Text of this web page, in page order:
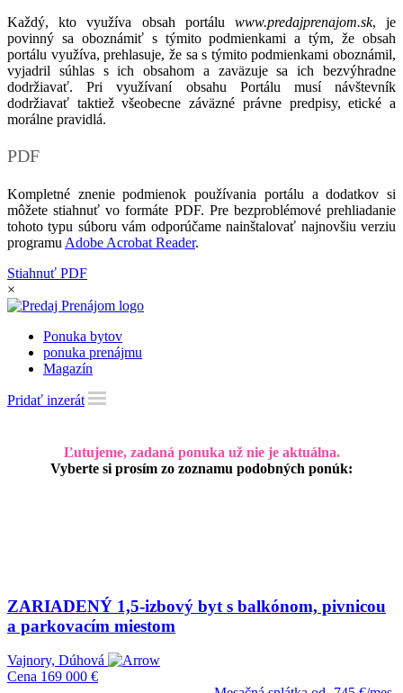
Každý, kto využíva obsah portálu www.predajprenajom.sk, je
povinný sa oboznámiť s týmito podmienkami a tým, že obsah
portálu využíva, prehlasuje, že sa s týmito podmienkami oboznámil,
vyjadril súhlas s ich obsahom a zaväzuje sa ich bezvýhradne
dodržiavať. Pri využívaní obsahu Portálu musí návštevník
dodržiavať taktiež všeobecne záväzné právne predpisy, etické a
morálne pravidlá.
PDF
Kompletné znenie podmienok používania portálu a dodatkov si
môžete stiahnuť vo formáte PDF. Pre bezproblémové prehliadanie
tohoto typu súboru vám odporúčame nainštalovať najnovšiu verziu
programu Adobe Acrobat Reader.
Stiahnuť PDF
×
Ponuka bytov
ponuka prenájmu
Magazín
Pridať inzerát
Ľutujeme, zadaná ponuka už nie je aktuálna.
Vyberte si prosím zo zoznamu podobných ponúk:
ZARIADENÝ 1,5-izbový byt s balkónom, pivnicou
a parkovacím miestom
Vajnory, Dúhová
Cena 169 000 €